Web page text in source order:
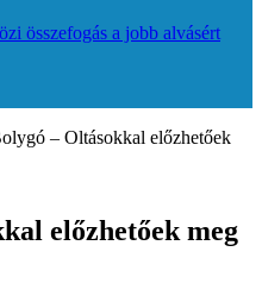
összefogás a jobb alvásért
– Oltásokkal előzhetőek
előzhetőek meg